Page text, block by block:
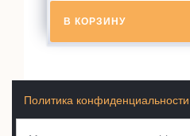
В КОРЗИНУ
Политика конфиденциальности